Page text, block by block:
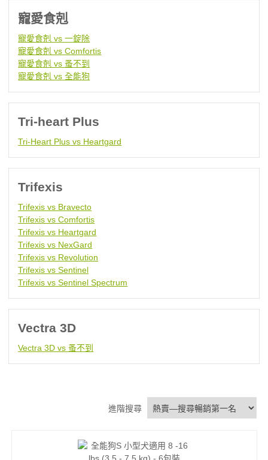
寵愛食剋
寵愛食剋 vs 一錠除
寵愛食剋 vs Comfortis
寵愛食剋 vs 蚤不到
寵愛食剋 vs 全能狗
Tri-heart Plus
Tri-Heart Plus vs Heartgard
Trifexis
Trifexis vs Bravecto
Trifexis vs Comfortis
Trifexis vs Heartgard
Trifexis vs NexGard
Trifexis vs Revolution
Trifexis vs Sentinel
Trifexis vs Sentinel Spectrum
Vectra 3D
Vectra 3D vs 蚤不到
進階搜尋